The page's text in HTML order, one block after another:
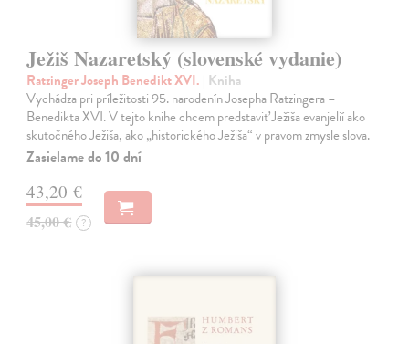
Ježiš Nazaretský (slovenské vydanie)
Ratzinger Joseph Benedikt XVI. | Kniha
Vychádza pri príležitosti 95. narodenín Josepha Ratzingera –
Benedikta XVI. V tejto knihe chcem predstaviť Ježiša evanjelií ako
skutočného Ježiša, ako „historického Ježiša“ v pravom zmysle slova.
Zasielame do 10 dní
43,20 €
45,00 € ?